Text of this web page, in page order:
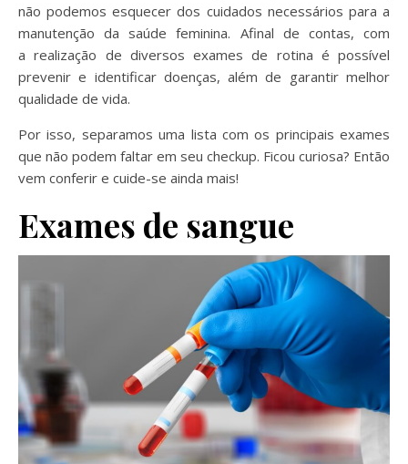
não podemos esquecer dos cuidados necessários para a
manutenção da saúde feminina. Afinal de contas, com
a realização de diversos exames de rotina é possível
prevenir e identificar doenças, além de garantir melhor
qualidade de vida.
Por isso, separamos uma lista com os principais exames
que não podem faltar em seu checkup. Ficou curiosa? Então
vem conferir e cuide-se ainda mais!
Exames de sangue